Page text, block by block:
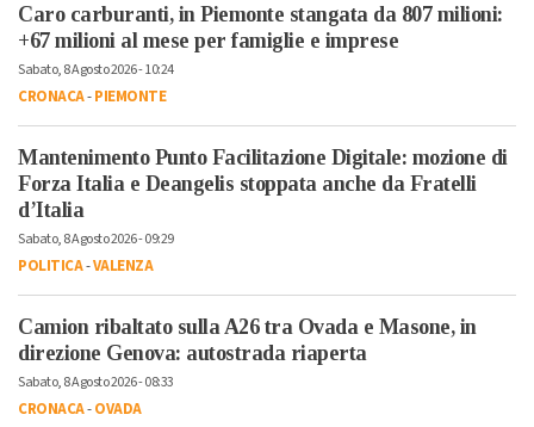
Caro carburanti, in Piemonte stangata da 807 milioni:
+67 milioni al mese per famiglie e imprese
Sabato, 8 Agosto 2026 - 10:24
CRONACA-PIEMONTE
Mantenimento Punto Facilitazione Digitale: mozione di
Forza Italia e Deangelis stoppata anche da Fratelli
d’Italia
Sabato, 8 Agosto 2026 - 09:29
POLITICA-VALENZA
Camion ribaltato sulla A26 tra Ovada e Masone, in
direzione Genova: autostrada riaperta
Sabato, 8 Agosto 2026 - 08:33
CRONACA-OVADA